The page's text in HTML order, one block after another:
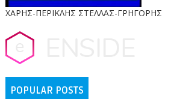
ΧΑΡΗΣ-ΠΕΡΙΚΛΗΣ ΣΤΕΛΛΑΣ-ΓΡΗΓΟΡΗΣ
POPULAR POSTS